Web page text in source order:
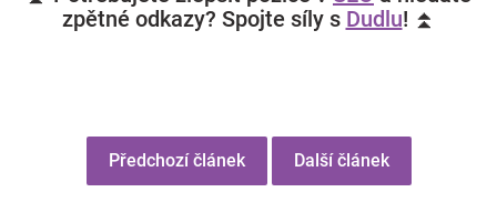
zpětné odkazy? Spojte síly s Dudlu! ⏫
Předchozí článek Další článek